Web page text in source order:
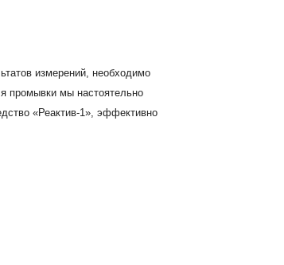
измерений, необходимо
промывки мы настоятельно
«Реактив-1», эффективно